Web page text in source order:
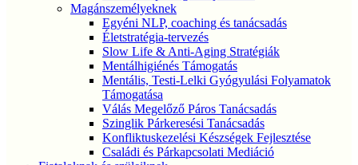
Magánszemélyeknek
Egyéni NLP, coaching és tanácsadás
Életstratégia-tervezés
Slow Life & Anti-Aging Stratégiák
Mentálhigiénés Támogatás
Mentális, Testi-Lelki Gyógyulási Folyamatok
Támogatása
Válás Megelőző Páros Tanácsadás
Szinglik Párkeresési Tanácsadás
Konfliktuskezelési Készségek Fejlesztése
Családi és Párkapcsolati Mediáció